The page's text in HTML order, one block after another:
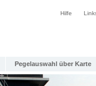
Hilfe
Pegelauswahl über Karte